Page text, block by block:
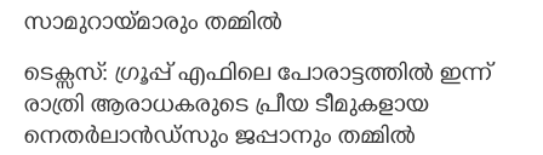
സാമുറായ്മാരും തമ്മിൽ
ടെക്സസ്: ഗ്രൂപ്പ് എഫിലെ പോരാട്ടത്തിൽ ഇന്ന്
രാത്രി ആരാധകരുടെ പ്രീയ ടീമുകളായ
നെതർലാൻ‌ഡ്സും ജപ്പാനും തമ്മിൽ